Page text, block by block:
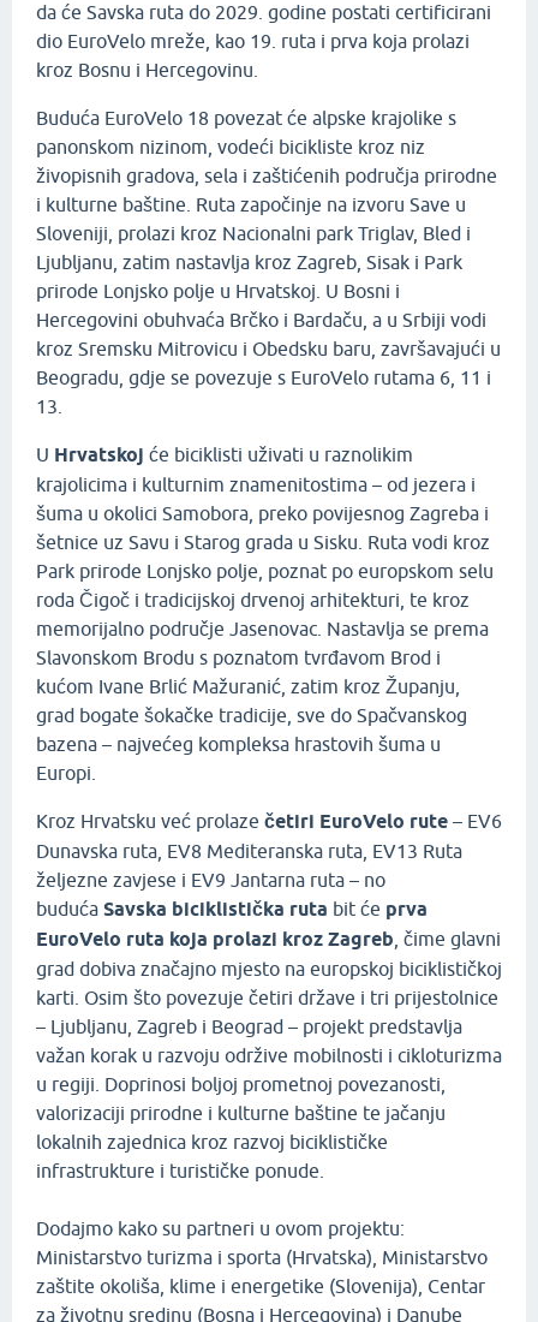
da će Savska ruta do 2029. godine postati certificirani
dio EuroVelo mreže, kao 19. ruta i prva koja prolazi
kroz Bosnu i Hercegovinu.
Buduća EuroVelo 18 povezat će alpske krajolike s
panonskom nizinom, vodeći bicikliste kroz niz
živopisnih gradova, sela i zaštićenih područja prirodne
i kulturne baštine. Ruta započinje na izvoru Save u
Sloveniji, prolazi kroz Nacionalni park Triglav, Bled i
Ljubljanu, zatim nastavlja kroz Zagreb, Sisak i Park
prirode Lonjsko polje u Hrvatskoj. U Bosni i
Hercegovini obuhvaća Brčko i Bardaču, a u Srbiji vodi
kroz Sremsku Mitrovicu i Obedsku baru, završavajući u
Beogradu, gdje se povezuje s EuroVelo rutama 6, 11 i
13.
U Hrvatskoj će biciklisti uživati u raznolikim
krajolicima i kulturnim znamenitostima – od jezera i
šuma u okolici Samobora, preko povijesnog Zagreba i
šetnice uz Savu i Starog grada u Sisku. Ruta vodi kroz
Park prirode Lonjsko polje, poznat po europskom selu
roda Čigoč i tradicijskoj drvenoj arhitekturi, te kroz
memorijalno područje Jasenovac. Nastavlja se prema
Slavonskom Brodu s poznatom tvrđavom Brod i
kućom Ivane Brlić Mažuranić, zatim kroz Županju,
grad bogate šokačke tradicije, sve do Spačvanskog
bazena – najvećeg kompleksa hrastovih šuma u
Europi.
Kroz Hrvatsku već prolaze četiri EuroVelo rute – EV6
Dunavska ruta, EV8 Mediteranska ruta, EV13 Ruta
željezne zavjese i EV9 Jantarna ruta – no
buduća Savska biciklistička ruta bit će prva
EuroVelo ruta koja prolazi kroz Zagreb , čime glavni
grad dobiva značajno mjesto na europskoj biciklističkoj
karti. Osim što povezuje četiri države i tri prijestolnice
– Ljubljanu, Zagreb i Beograd – projekt predstavlja
važan korak u razvoju održive mobilnosti i cikloturizma
u regiji. Doprinosi boljoj prometnoj povezanosti,
valorizaciji prirodne i kulturne baštine te jačanju
lokalnih zajednica kroz razvoj biciklističke
infrastrukture i turističke ponude.
Dodajmo kako su partneri u ovom projektu:
Ministarstvo turizma i sporta (Hrvatska), Ministarstvo
zaštite okoliša, klime i energetike (Slovenija), Centar
za životnu sredinu (Bosna i Hercegovina) i Danube